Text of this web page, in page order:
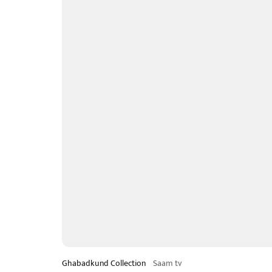
Ghabadkund Collection Saam tv